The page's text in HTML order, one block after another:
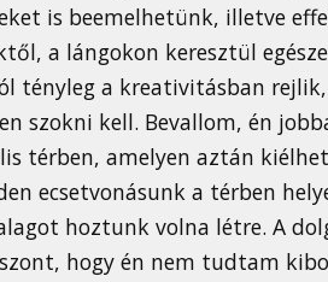
is beemelhetünk, illetve
a lángokon keresztül
tényleg a kreativitásban
szokni kell. Bevallom, én
térben, amelyen aztán
ecsetvonásunk a térben
hoztunk volna létre. A
hogy én nem tudtam